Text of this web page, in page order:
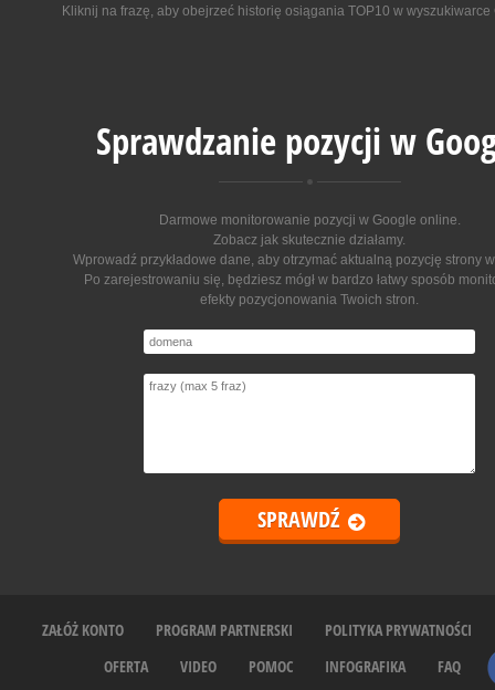
Kliknij na frazę, aby obejrzeć historię osiągania TOP10 w wyszukiwarce
Sprawdzanie pozycji w
Darmowe monitorowanie pozycji w Google online.
Zobacz jak skutecznie działamy.
Wprowadź przykładowe dane, aby otrzymać aktualną pozycję strony
Po zarejestrowaniu się, będziesz mógł w bardzo łatwy sposób
efekty pozycjonowania Twoich stron.
ZAŁÓŻ KONTO PROGRAM PARTNERSKI
POLITYKA PRYWATNOŚCI
OFERTA
VIDEO POMOC INFOGRAFIKA FAQ